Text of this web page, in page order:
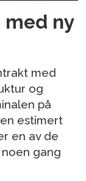
ny
med
og
på
estimert
en av de
gang